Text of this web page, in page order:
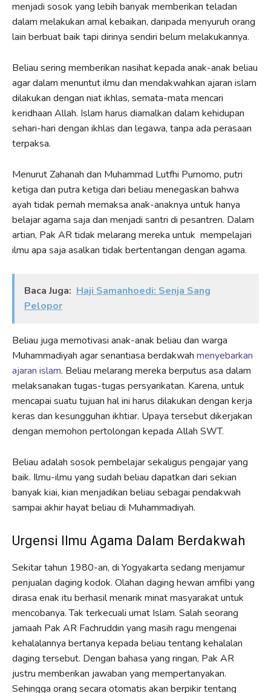
menjadi sosok yang lebih banyak memberikan teladan
dalam melakukan amal kebaikan, daripada menyuruh orang
lain berbuat baik tapi dirinya sendiri belum melakukannya.
Beliau sering memberikan nasihat kepada anak-anak beliau
agar dalam menuntut ilmu dan mendakwahkan ajaran islam
dilakukan dengan niat ikhlas, semata-mata mencari
keridhaan Allah. Islam harus diamalkan dalam kehidupan
sehari-hari dengan ikhlas dan legawa, tanpa ada perasaan
terpaksa.
Menurut Zahanah dan Muhammad Lutfhi Purnomo, putri
ketiga dan putra ketiga dari beliau menegaskan bahwa
ayah tidak pernah memaksa anak-anaknya untuk hanya
belajar agama saja dan menjadi santri di pesantren. Dalam
artian, Pak AR tidak melarang mereka untuk mempelajari
ilmu apa saja asalkan tidak bertentangan dengan agama.
Baca Juga: Haji Samanhoedi: Senja Sang
Pelopor
Beliau juga memotivasi anak-anak beliau dan warga
Muhammadiyah agar senantiasa berdakwah menyebarkan
ajaran islam. Beliau melarang mereka berputus asa dalam
melaksanakan tugas-tugas persyarikatan. Karena, untuk
mencapai suatu tujuan hal ini harus dilakukan dengan kerja
keras dan kesungguhan ikhtiar. Upaya tersebut dikerjakan
dengan memohon pertolongan kepada Allah SWT.
Beliau adalah sosok pembelajar sekaligus pengajar yang
baik. Ilmu-ilmu yang sudah beliau dapatkan dari sekian
banyak kiai, kian menjadikan beliau sebagai pendakwah
sampai akhir hayat beliau di Muhammadiyah.
Urgensi Ilmu Agama Dalam Berdakwah
Sekitar tahun 1980-an, di Yogyakarta sedang menjamur
penjualan daging kodok. Olahan daging hewan amfibi yang
dirasa enak itu berhasil menarik minat masyarakat untuk
mencobanya. Tak terkecuali umat Islam. Salah seorang
jamaah Pak AR Fachruddin yang masih ragu mengenai
kehalalannya bertanya kepada beliau tentang kehalalan
daging tersebut. Dengan bahasa yang ringan, Pak AR
justru memberikan jawaban yang mempertanyakan.
Sehingga orang secara otomatis akan berpikir tentang